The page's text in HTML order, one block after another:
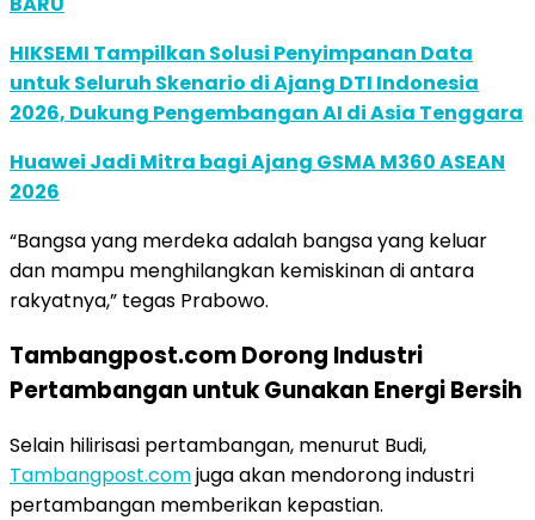
HIKSEMI Tampilkan Solusi Penyimpanan Data
untuk Seluruh Skenario di Ajang DTI Indonesia
2026, Dukung Pengembangan AI di Asia Tenggara
Huawei Jadi Mitra bagi Ajang GSMA M360 ASEAN
2026
“Bangsa yang merdeka adalah bangsa yang keluar
dan mampu menghilangkan kemiskinan di antara
rakyatnya,” tegas Prabowo.
Tambangpost.com Dorong Industri
Pertambangan untuk Gunakan Energi Bersih
Selain hilirisasi pertambangan, menurut Budi,
Tambangpost.comjuga akan mendorong industri
pertambangan memberikan kepastian.